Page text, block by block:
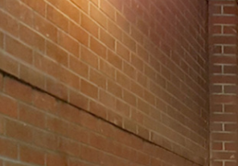
1500*1500*2200 мм
полосы: около 650 мм
проезда: 30 человек/мин
110 В/220 В 50/60 Гц
DC24 В
открытия ворот: Сухой
напряжение: DC24 В 8.